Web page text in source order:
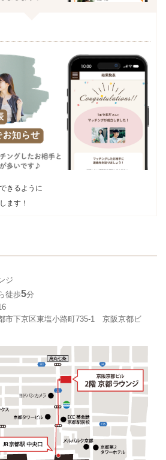
きるように
ます！
ジ
徒歩5分
市下京区東塩小路町735-1 京阪京都ビ